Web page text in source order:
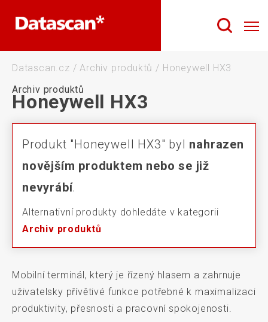
Datascan.cz / Archiv produktů / Honeywell HX3
Archiv produktů
Honeywell HX3
Produkt "Honeywell HX3" byl nahrazen
novějším produktem nebo se již
nevyrábí.
Alternativní produkty dohledáte v kategorii
Archiv produktů
Mobilní terminál, který je řízený hlasem a zahrnuje
uživatelsky přívětivé funkce potřebné k maximalizaci
produktivity, přesnosti a pracovní spokojenosti.